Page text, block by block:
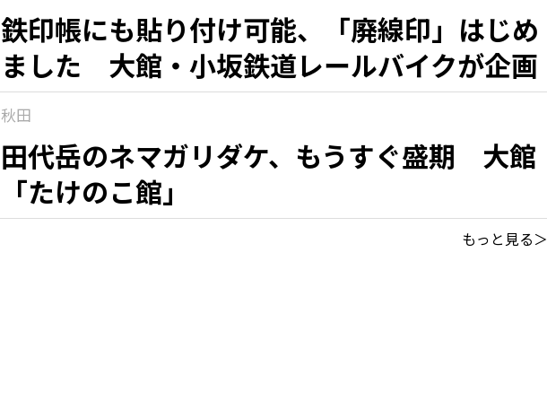
鉄印帳にも貼り付け可能、「廃線印」はじめ
ました 大館・小坂鉄道レールバイクが企画
秋田
田代岳のネマガリダケ、もうすぐ盛期 大館
「たけのこ館」
もっと見る＞